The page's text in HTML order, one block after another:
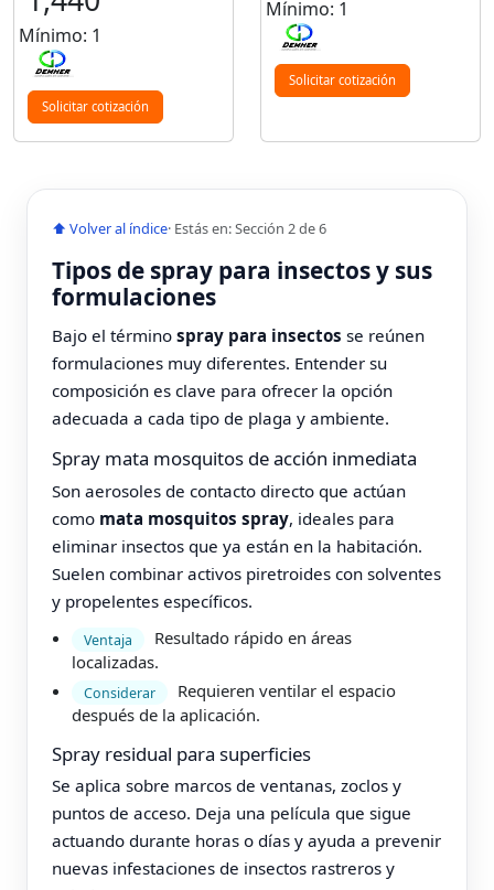
Mínimo: 1
Solicitar cotización
Mínimo: 1
Solicitar cotización
⬆ Volver al índice· Estás en: Sección 2 de 6
Tipos de spray para insectos y sus
formulaciones
Bajo el términospray para insectos se reúnen
formulaciones muy diferentes. Entender su
composición es clave para ofrecer la opción
adecuada a cada tipo de plaga y ambiente.
Spray mata mosquitos de acción inmediata
Son aerosoles de contacto directo que actúan
como mata mosquitos spray, ideales para
eliminar insectos que ya están en la habitación.
Suelen combinar activos piretroides con solventes
y propelentes específicos.
Ventaja
Resultado rápido en áreas
localizadas.
Considerar
Requieren ventilar el espacio
después de la aplicación.
Spray residual para superficies
Se aplica sobre marcos de ventanas, zoclos y
puntos de acceso. Deja una película que sigue
actuando durante horas o días y ayuda a prevenir
nuevas infestaciones de insectos rastreros y